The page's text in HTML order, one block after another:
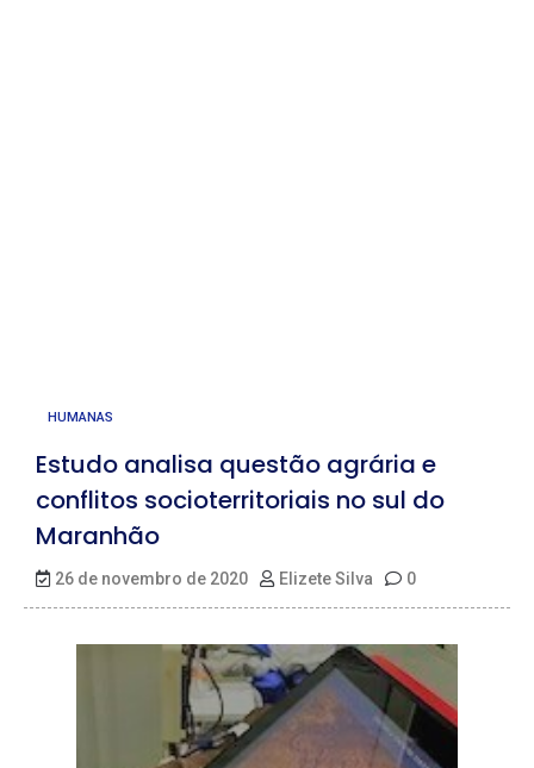
HUMANAS
Estudo analisa questão agrária e
conflitos socioterritoriais no sul do
Maranhão
26 de novembro de 2020 Elizete Silva 0